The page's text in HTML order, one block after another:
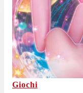
Giochi